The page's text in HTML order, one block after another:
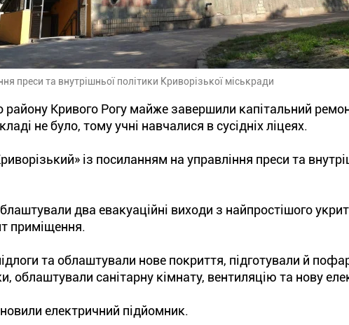
преси та внутрішньої політики Криворізької міськради
району Кривого Рогу майже завершили капітальний
не було, тому учні навчалися в сусідніх ліцеях.
із посиланням на управління преси та
два евакуаційні виходи з найпростішого
приміщення.
та облаштували нове покриття, підготували й
облаштували санітарну кімнату, вентиляцію та нову
електричний підйомник.